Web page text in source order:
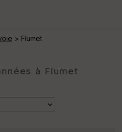
> Flumet
à Flumet